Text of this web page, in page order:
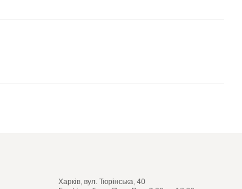
Харків, вул. Тюрінська, 40